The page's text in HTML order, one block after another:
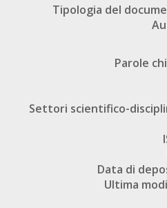
Tipologia del
Parole
Settori scientifico-
Data di
Ultima